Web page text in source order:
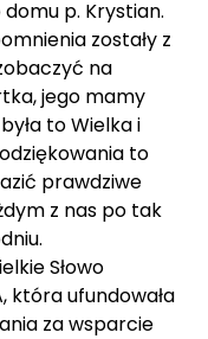
p. Krystian.
zostały z
na
jego mamy
to Wielka i
to
prawdziwe
z nas po tak
Słowo
która ufundowała
za wsparcie